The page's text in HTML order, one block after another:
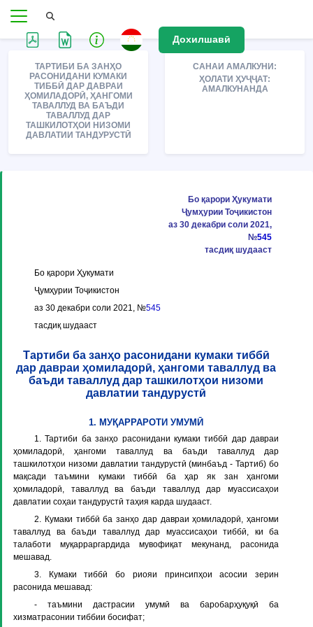
Дохилшавӣ
ТАРТИБИ БА ЗАНҲО
РАСОНИДАНИ КУМАКИ
ТИББӢ ДАР ДАВРАИ
ҲОМИЛАДОРӢ, ҲАНГОМИ
ТАВАЛЛУД ВА БАЪДИ
ТАВАЛЛУД ДАР
ТАШКИЛОТҲОИ НИЗОМИ
ДАВЛАТИИ ТАНДУРУСТӢ
САНАИ АМАЛКУНИ:
ҲОЛАТИ ҲУҶҶАТ:
АМАЛКУНАНДА
Бо қарори Ҳукумати
Ҷумҳурии Тоҷикистон
аз 30 декабри соли 2021,
№545
тасдиқ шудааст
Бо қарори Ҳукумати
Ҷумҳурии Тоҷикистон
аз 30 декабри соли 2021, №545
тасдиқ шудааст
Тартиби ба занҳо расонидани кумаки тиббӣ
дар давраи ҳомиладорӣ, ҳангоми таваллуд ва
баъди таваллуд дар ташкилотҳои низоми
давлатии тандурустӣ
1. МУҚАРРАРОТИ УМУМӢ
1. Тартиби ба занҳо расонидани кумаки тиббӣ дар давраи
ҳомиладорӣ, ҳангоми таваллуд ва баъди таваллуд дар
ташкилотҳои низоми давлатии тандурустӣ (минбаъд - Тартиб) бо
мақсади таъмини кумаки тиббӣ ба ҳар як зан ҳангоми
ҳомиладорӣ, таваллуд ва баъди таваллуд дар муассисаҳои
давлатии соҳаи тандурустӣ таҳия карда шудааст.
2. Кумаки тиббӣ ба занҳо дар давраи ҳомиладорӣ, ҳангоми
таваллуд ва баъди таваллуд дар муассисаҳои тиббӣ, ки ба
талаботи муқарраргардида мувофиқат мекунанд, расонида
мешавад.
3. Кумаки тиббӣ бо риояи принсипҳои асосии зерин
расонида мешавад:
- таъмини дастрасии умумӣ ва баробарҳуқуқӣ ба
хизматрасонии тиббии босифат;